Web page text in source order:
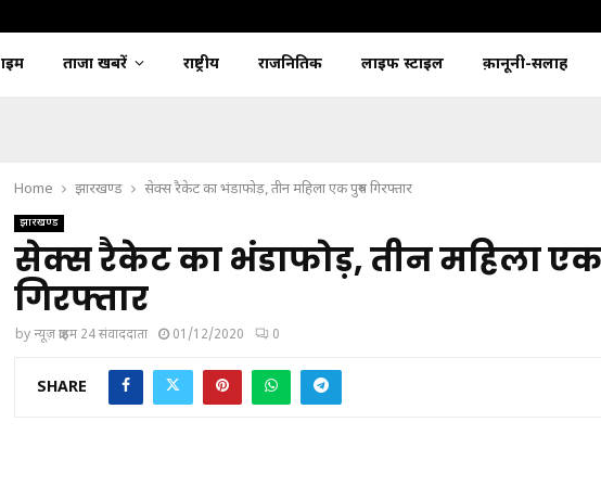
क्राइम ताजा खबरें राष्ट्रीय राजनितिक लाइफ स्टाइल क़ानूनी-सलाह
Home झारखण्ड सेक्स रैकेट का भंडाफोड़, तीन महिला एक पुरुष गिरफ्तार
झारखण्ड
सेक्स रैकेट का भंडाफोड़, तीन महिला
गिरफ्तार
byन्यूज़ क्राइम 24 संवाददाता 01/12/2020 0
SHARE